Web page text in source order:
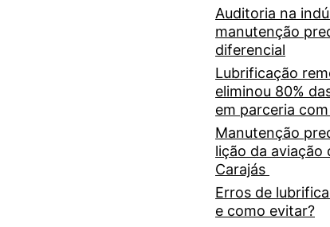
Auditoria na
manutenção
diferencial
Lubrificação
eliminou 80%
em parceria
Manutenção
lição da aviação
Carajás
Erros de
e como evitar?